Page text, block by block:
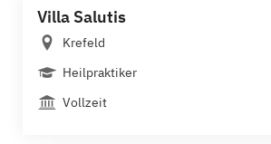
Villa Salutis
Krefeld
Heilpraktiker
Vollzeit